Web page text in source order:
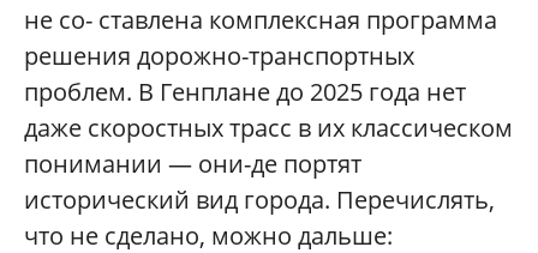
не со- ставлена комплексная программа
решения дорожно-транспортных
проблем. В Генплане до 2025 года нет
даже скоростных трасс в их классическом
понимании — они-де портят
исторический вид города. Перечислять,
что не сделано, можно дальше: